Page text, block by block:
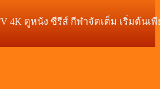
4K ดูหนัง ซีรีส์ กีฬาจัดเต็ม เริ่มต้นเ